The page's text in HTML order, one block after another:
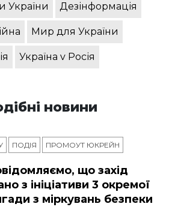
України Дезінформація
Мир для України
Україна v Росія
новини
ПОДІЯ ПРОМОУТ ЮКРЕЙН
що захід
з ініціативи 3 окремої
з міркувань безпеки